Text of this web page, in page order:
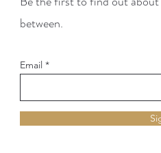
between.
Email